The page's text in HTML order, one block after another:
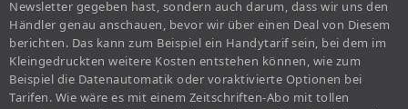
Newsletter gegeben hast, sondern auch darum, dass wir uns den
Händler genau anschauen, bevor wir über einen Deal von Diesem
berichten. Das kann zum Beispiel ein Handytarif sein, bei dem im
Kleingedruckten weitere Kosten entstehen können, wie zum
Beispiel die Datenautomatik oder voraktivierte Optionen bei
Tarifen. Wie wäre es mit einem Zeitschriften-Abo mit tollen